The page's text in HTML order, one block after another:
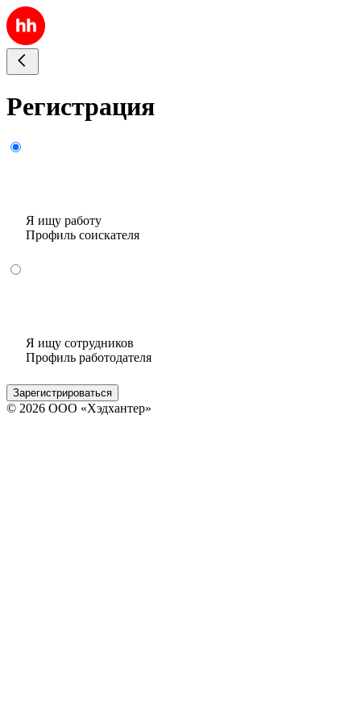
Регистрация
Я ищу работу
Профиль соискателя
Я ищу сотрудников
Профиль работодателя
Зарегистрироваться
© 2026 ООО «Хэдхантер»